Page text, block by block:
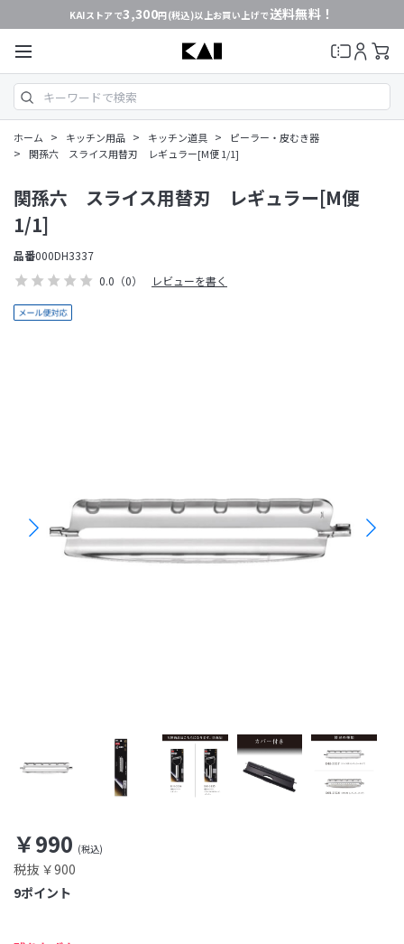
KAIストアで3,300円(税込)以上お買い上げで送料無料！
ホーム > キッチン用品 > キッチン道具 > ピーラー・皮むき器
> 関孫六 スライス用替刃 レギュラー[M便 1/1]
0.0 （0） レビューを書く
関孫六 スライス用替刃 レギュラー[M便
1/1]
￥990
税抜 ￥900
品番000DH3337
ポイント
9